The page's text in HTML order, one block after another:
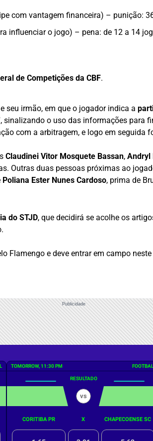
com vantagem financeira) – punição:
influenciar o jogo) – pena: de 12 a 14
de Competições da CBF.
seu irmão, em que o jogador indica a
sinalizando o uso das informações para
com a arbitragem, e logo em seguida
Claudinei Vitor Mosquete Bassan,Andryl
Outras duas pessoas próximas ao
Poliana Ester Nunes Cardoso, prima de
do STJD, que decidirá se acolhe os
Flamengo e deve entrar em campo
Publicidade